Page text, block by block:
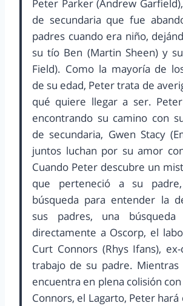
Peter Parker (Andrew
de secundaria que fue
padres cuando era niño,
su tío Ben (Martin Sheen) y
Field). Como la mayoría de
de su edad, Peter trata de
qué quiere llegar a ser.
encontrando su camino con
de secundaria, Gwen Stacy
juntos luchan por su amor
Cuando Peter descubre un
que perteneció a su
búsqueda para entender la
sus padres, una
directamente a Oscorp, el
Curt Connors (Rhys Ifans),
trabajo de su padre. Mientras
encuentra en plena colisión
Connors, el Lagarto, Peter hará